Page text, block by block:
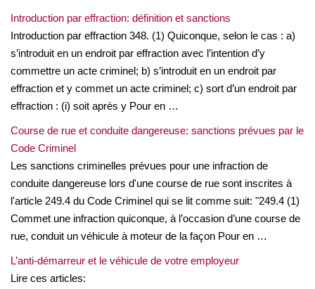
Introduction par effraction: définition et sanctions
Introduction par effraction 348. (1) Quiconque, selon le cas : a)
s’introduit en un endroit par effraction avec l’intention d’y
commettre un acte criminel; b) s’introduit en un endroit par
effraction et y commet un acte criminel; c) sort d’un endroit par
effraction : (i) soit après y Pour en …
Course de rue et conduite dangereuse: sanctions prévues par le
Code Criminel
Les sanctions criminelles prévues pour une infraction de
conduite dangereuse lors d'une course de rue sont inscrites à
l'article 249.4 du Code Criminel qui se lit comme suit: "249.4 (1)
Commet une infraction quiconque, à l’occasion d’une course de
rue, conduit un véhicule à moteur de la façon Pour en …
L’anti-démarreur et le véhicule de votre employeur
Lire ces articles: